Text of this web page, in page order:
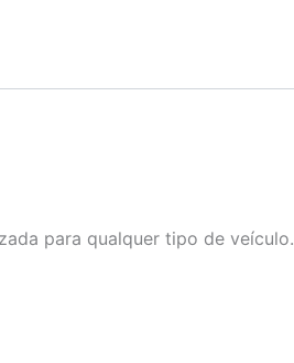
para qualquer tipo de veículo.